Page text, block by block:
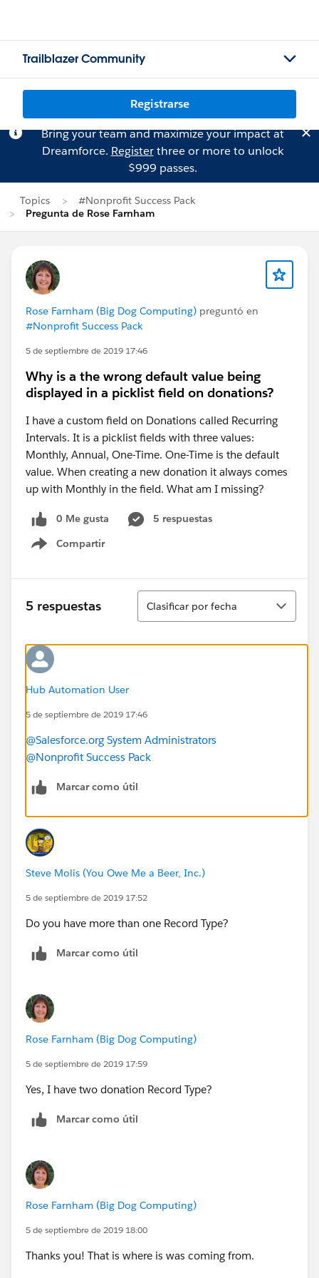
Trailblazer Community
Registrarse
Bring your team and maximize your impact at
Dreamforce. Registerthree or more to unlock
$999 passes.
Topics
#Nonprofit Success Pack
Pregunta de Rose Farnham
Rose Farnham (Big Dog Computing) preguntó en
#Nonprofit Success Pack
5 de septiembre de 2019 17:46
Why is a the wrong default value being
displayed in a picklist field on donations?
I have a custom field on Donations called Recurring
Intervals. It is a picklist fields with three values:
Monthly, Annual, One-Time. One-Time is the default
value. When creating a new donation it always comes
up with Monthly in the field. What am I missing?
0 Me gusta
5 respuestas
Compartir
Show menu
5 respuestas
Ordenar
Clasificar por fecha
Hub Automation User
5 de septiembre de 2019 17:46
@Salesforce.org System Administrators
@Nonprofit Success Pack
Marcar como útil
Steve Molis (You Owe Me a Beer, Inc.)
5 de septiembre de 2019 17:52
Do you have more than one Record Type?
Marcar como útil
Rose Farnham (Big Dog Computing)
5 de septiembre de 2019 17:59
Yes, I have two donation Record Type?
Marcar como útil
Rose Farnham (Big Dog Computing)
5 de septiembre de 2019 18:00
Thanks you! That is where is was coming from.